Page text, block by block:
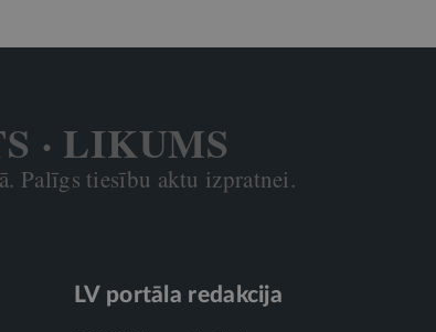
· LIKUMS
Palīgs tiesību aktu izpratnei.
LV portāla redakcija